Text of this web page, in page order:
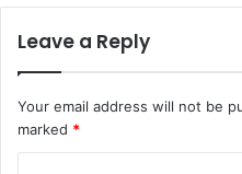
Leave a Reply
Your email address will not be
marked *